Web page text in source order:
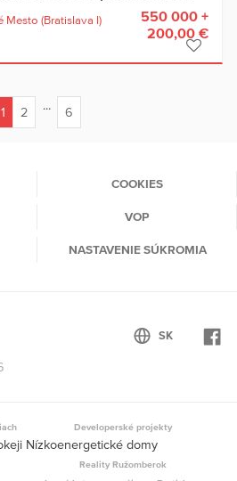
Mesto (Bratislava I)
550 000 +
200,00 €
1
2 ... 6
COOKIES
VOP
NASTAVENIE SÚKROMIA
Developerské projekty
Nízkoenergetické domy
Reality Ružomberok